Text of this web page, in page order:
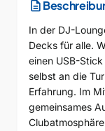
description
In der DJ-
Decks für alle.
einen USB-
selbst an die
Erfahrung. Im
gemeinsames